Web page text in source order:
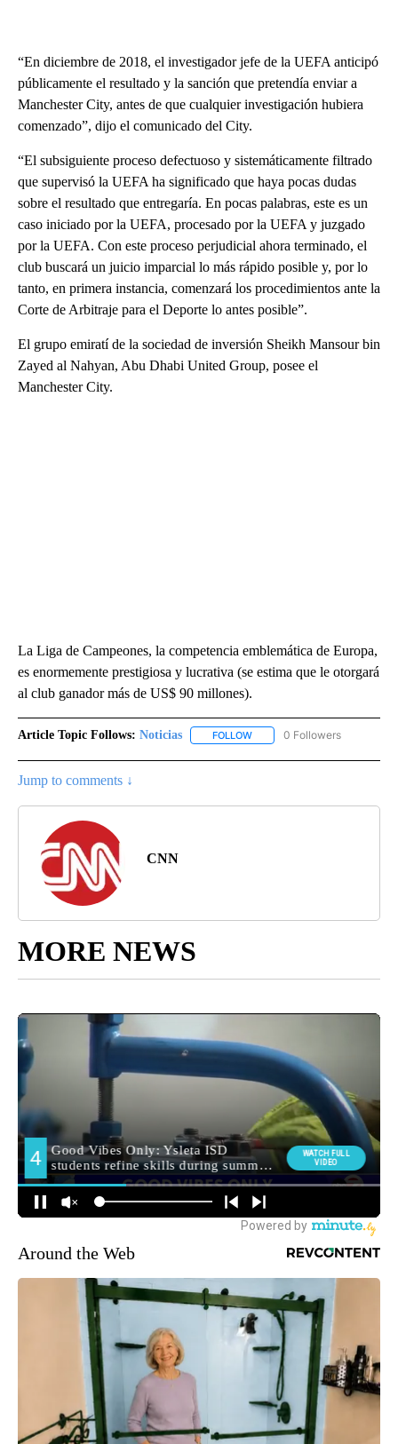
“En diciembre de 2018, el investigador jefe de la UEFA anticipó
públicamente el resultado y la sanción que pretendía enviar a
Manchester City, antes de que cualquier investigación hubiera
comenzado”, dijo el comunicado del City.
“El subsiguiente proceso defectuoso y sistemáticamente filtrado
que supervisó la UEFA ha significado que haya pocas dudas
sobre el resultado que entregaría. En pocas palabras, este es un
caso iniciado por la UEFA, procesado por la UEFA y juzgado
por la UEFA. Con este proceso perjudicial ahora terminado, el
club buscará un juicio imparcial lo más rápido posible y, por lo
tanto, en primera instancia, comenzará los procedimientos ante la
Corte de Arbitraje para el Deporte lo antes posible”.
El grupo emiratí de la sociedad de inversión Sheikh Mansour bin
Zayed al Nahyan, Abu Dhabi United Group, posee el
Manchester City.
La Liga de Campeones, la competencia emblemática de Europa,
es enormemente prestigiosa y lucrativa (se estima que le otorgará
al club ganador más de US$ 90 millones).
Article Topic Follows: Noticias FOLLOW FOLLOW "NOTICIAS" TO
0 Followers
Jump to comments ↓
CNN
MORE NEWS
Around the Web